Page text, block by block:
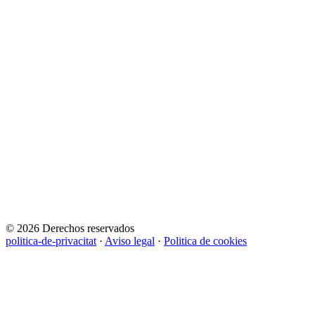
© 2026 Derechos reservados
politica-de-privacitat · Aviso legal · Politica de cookies